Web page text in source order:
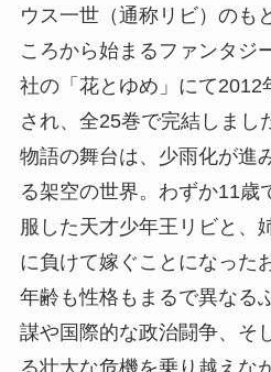
ウス一世（通称リビ）のも
ころから始まるファンタジ
社の「花とゆめ」にて2012
され、全25巻で完結しまし
物語の舞台は、少雨化が進
る架空の世界。わずか11歳
服した天才少年王リビと、
に負けて嫁ぐことになった
年齢も性格もまるで異なる
謀や国際的な政治闘争、そ